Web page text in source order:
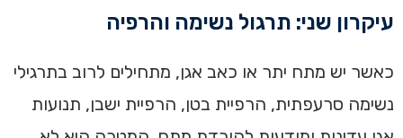
עיקרון שני: תרגול נשימה והרפיה
כאשר יש מתח יתר או כאב אגן, מתחילים לרוב בתרגילי
נשימה סרעפתית, הרפיית בטן, הרפיית ישבן, תנועות